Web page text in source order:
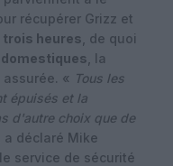
récupérer Grizz et
trois heures , de quoi
, la
« Tous les
épuisés et la
d'autre choix que de
, a déclaré Mike
service de sécurité